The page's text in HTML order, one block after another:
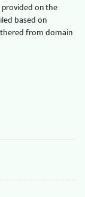
on the
based on
from domain